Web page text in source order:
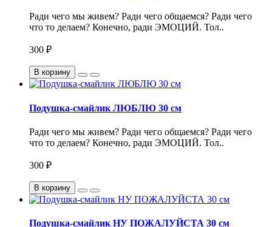
Ради чего мы живем? Ради чего общаемся? Ради чего
что то делаем? Конечно, ради ЭМОЦИЙ. Тол..
300 ₽
В корзину
Подушка-смайлик ЛЮБЛЮ 30 см
Ради чего мы живем? Ради чего общаемся? Ради чего
что то делаем? Конечно, ради ЭМОЦИЙ. Тол..
300 ₽
В корзину
Подушка-смайлик НУ ПОЖАЛУЙСТА 30 см